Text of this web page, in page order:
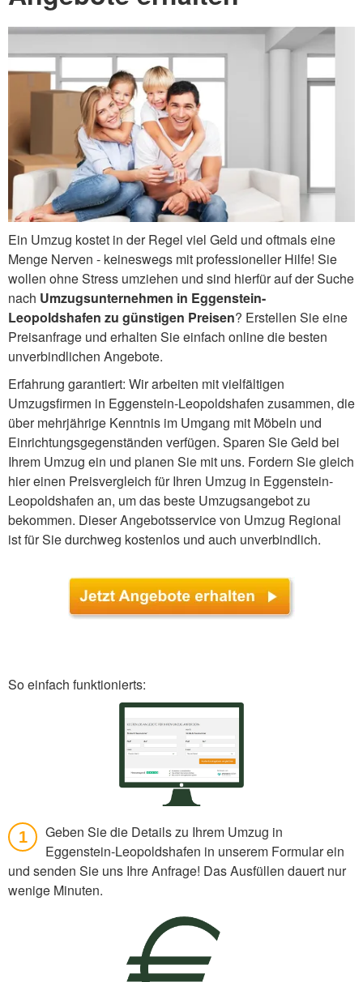
Ein Umzug kostet in der Regel viel Geld und oftmals eine
Menge Nerven - keineswegs mit professioneller Hilfe! Sie
wollen ohne Stress umziehen und sind hierfür auf der Suche
nach Umzugsunternehmen in Eggenstein-
Leopoldshafen zu günstigen Preisen? Erstellen Sie eine
Preisanfrage und erhalten Sie einfach online die besten
unverbindlichen Angebote.
Erfahrung garantiert: Wir arbeiten mit vielfältigen
Umzugsfirmen in Eggenstein-Leopoldshafen zusammen, die
über mehrjährige Kenntnis im Umgang mit Möbeln und
Einrichtungsgegenständen verfügen. Sparen Sie Geld bei
Ihrem Umzug ein und planen Sie mit uns. Fordern Sie gleich
hier einen Preisvergleich für Ihren Umzug in Eggenstein-
Leopoldshafen an, um das beste Umzugsangebot zu
bekommen. Dieser Angebotsservice von Umzug Regional
ist für Sie durchweg kostenlos und auch unverbindlich.
So einfach funktionierts:
1
Geben Sie die Details zu Ihrem Umzug in
Eggenstein-Leopoldshafen in unserem Formular ein
und senden Sie uns Ihre Anfrage! Das Ausfüllen dauert nur
wenige Minuten.